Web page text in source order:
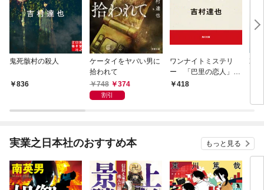
鬼死骸村の殺人
836
ケータイをヤバい男に
拾われて
748
374
割引
ワンナイトミステリ
ー 「巴里の恋人」殺
人事件
418
哀
実業之日本社のおすすめ本 もっと見る